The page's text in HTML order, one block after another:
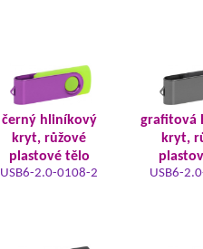
černý hliníkový
kryt, růžové
plastové tělo
USB6-2.0-0108-2
grafitová
kryt,
USB6-